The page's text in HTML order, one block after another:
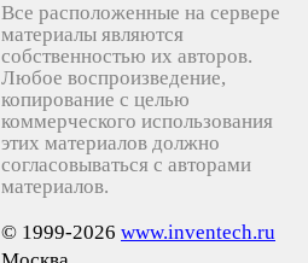
Все расположенные на сервере
материалы являются
собственностью их авторов.
Любое воспроизведение,
копирование с целью
коммерческого использования
этих материалов должно
согласовываться с авторами
материалов.
© 1999-2026 www.inventech.ru